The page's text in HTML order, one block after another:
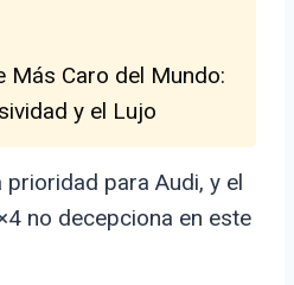
Más Caro del Mundo:
y el Lujo
para Audi, y el
no decepciona en este